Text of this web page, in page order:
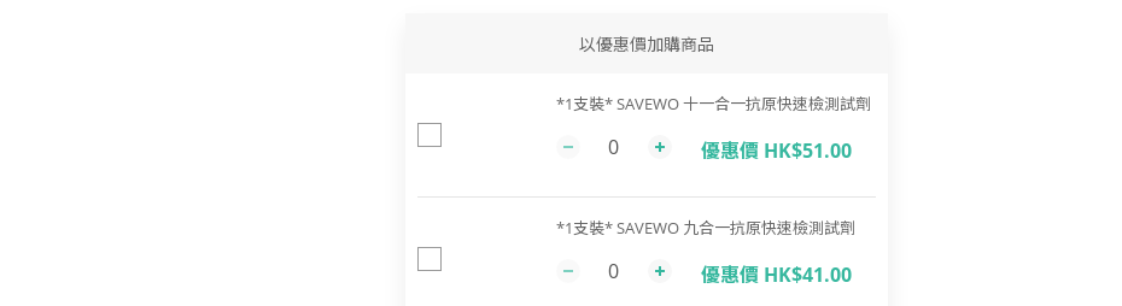
以優惠價加購商品
*1支裝* SAVEWO 十一合一抗原快速檢測試劑
優惠價 HK$51.00
*1支裝* SAVEWO 九合一抗原快速檢測試劑
優惠價 HK$41.00